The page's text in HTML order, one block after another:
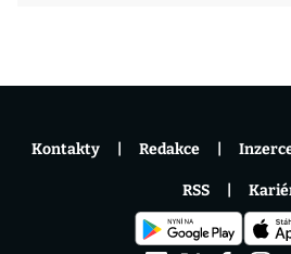
Kontakty Redakce
RSS